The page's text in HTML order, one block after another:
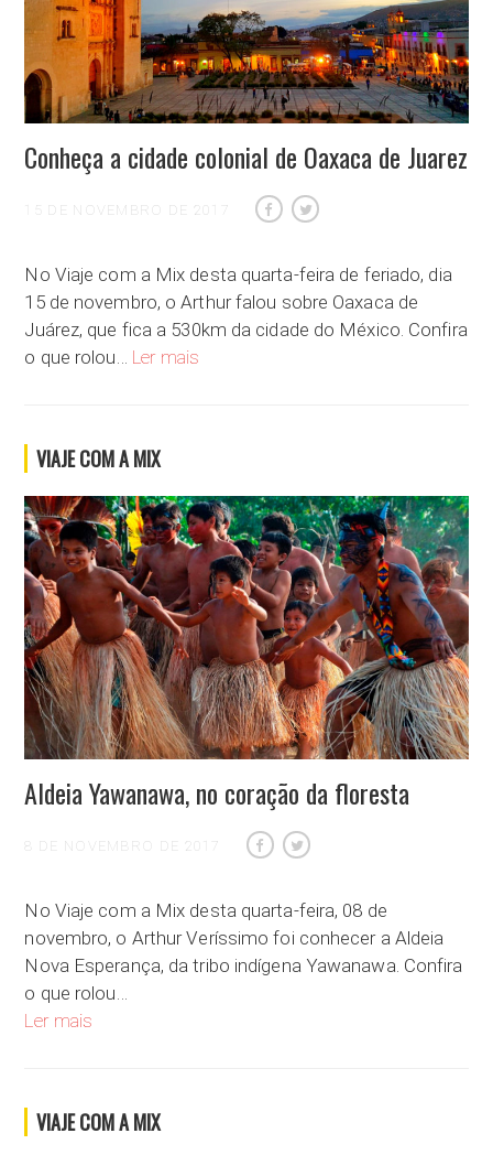
Conheça a cidade colonial de Oaxaca de Juarez
15 DE NOVEMBRO DE 2017
No Viaje com a Mix desta quarta-feira de feriado, dia
15 de novembro, o Arthur falou sobre Oaxaca de
Juárez, que fica a 530km da cidade do México. Confira
o que rolou… Ler mais
VIAJE COM A MIX
Aldeia Yawanawa, no coração da floresta
8 DE NOVEMBRO DE 2017
No Viaje com a Mix desta quarta-feira, 08 de
novembro, o Arthur Veríssimo foi conhecer a Aldeia
Nova Esperança, da tribo indígena Yawanawa. Confira
o que rolou…
Ler mais
VIAJE COM A MIX